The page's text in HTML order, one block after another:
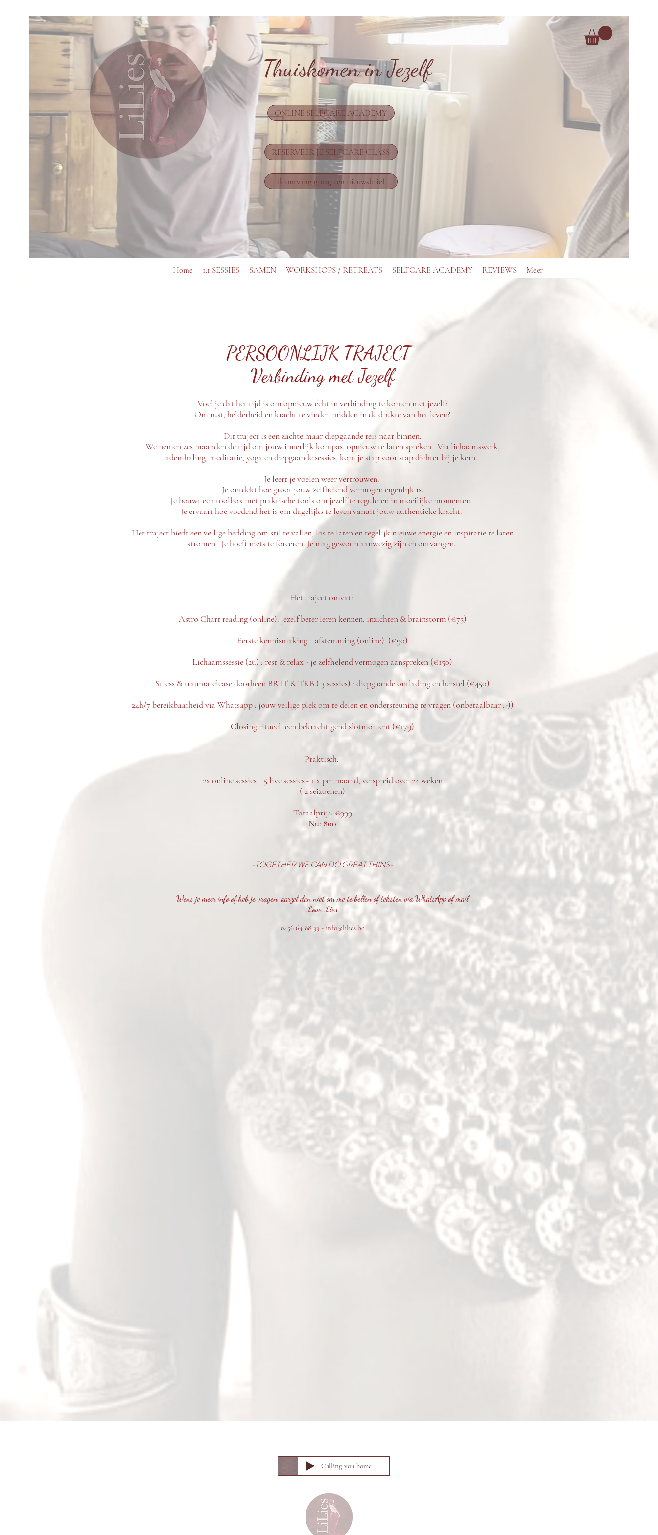
Thuiskomen in Jezelf
ONLINE SELFCARE ACADEMY
RESERVEER JE SELFCARE CLASS
Ik ontvang graag een nieuwsbrief
Home 1:1 SESSIES SAMEN WORKSHOPS / RETREATS SELFCARE ACADEMY REVIEWS Meer
PERSOONLIJK TRAJECT-
Verbinding met Jezelf
Voel je dat het tijd is om opnieuw écht in verbinding te komen met jezelf?
Om rust, helderheid en kracht te vinden midden in de drukte van het leven?
Dit traject is een zachte maar diepgaande reis naar binnen.
We nemen zes maanden de tijd om jouw innerlijk kompas, opnieuw te laten spreken. Via lichaamswerk,
ademhaling, meditatie, yoga en diepgaande sessies, kom je stap voor stap dichter bij je kern.
Je leert je voelen weer vertrouwen.
Je ontdekt hoe groot jouw zelfhelend vermogen eigenlijk is.
Je bouwt een toolbox met praktische tools om jezelf te reguleren in moeilijke momenten.
Je ervaart hoe voedend het is om dagelijks te leven vanuit jouw authentieke kracht.
Het traject biedt een veilige bedding om stil te vallen, los te laten en tegelijk nieuwe energie en inspiratie te laten
stromen. Je hoeft niets te forceren. Je mag gewoon aanwezig zijn en ontvangen.
Het traject omvat:
Astro Chart reading (online): jezelf beter leren kennen, inzichten & brainstorm (€75)
Eerste kennismaking + afstemming (online) (€90)
Lichaamssessie (2u) : rest & relax - je zelfhelend vermogen aanspreken (€150)
Stress & traumarelease doorheen BRTT & TRB ( 3 sessies) : diepgaande ontlading en herstel (€450)
24h/7 bereikbaarheid via Whatsapp : jouw veilige plek om te delen en ondersteuning te vragen (onbetaalbaar ;-))
Closing ritueel: een bekrachtigend slotmoment (€179)
Praktisch:
2x online sessies + 5 live sessies - 1 x per maand, verspreid over 24 weken
( 2 seizoenen)
Totaalprijs: €999
Nu: 800
-TOGETHER WE CAN DO GREAT THINS-
Wens jemeer infoof heb je vragen, aarzel dan niet om me te bellen of teksten viaWhatsApp of mail
Love, Lies
0456 64 88 33 - info@lilies.be
Calling you home